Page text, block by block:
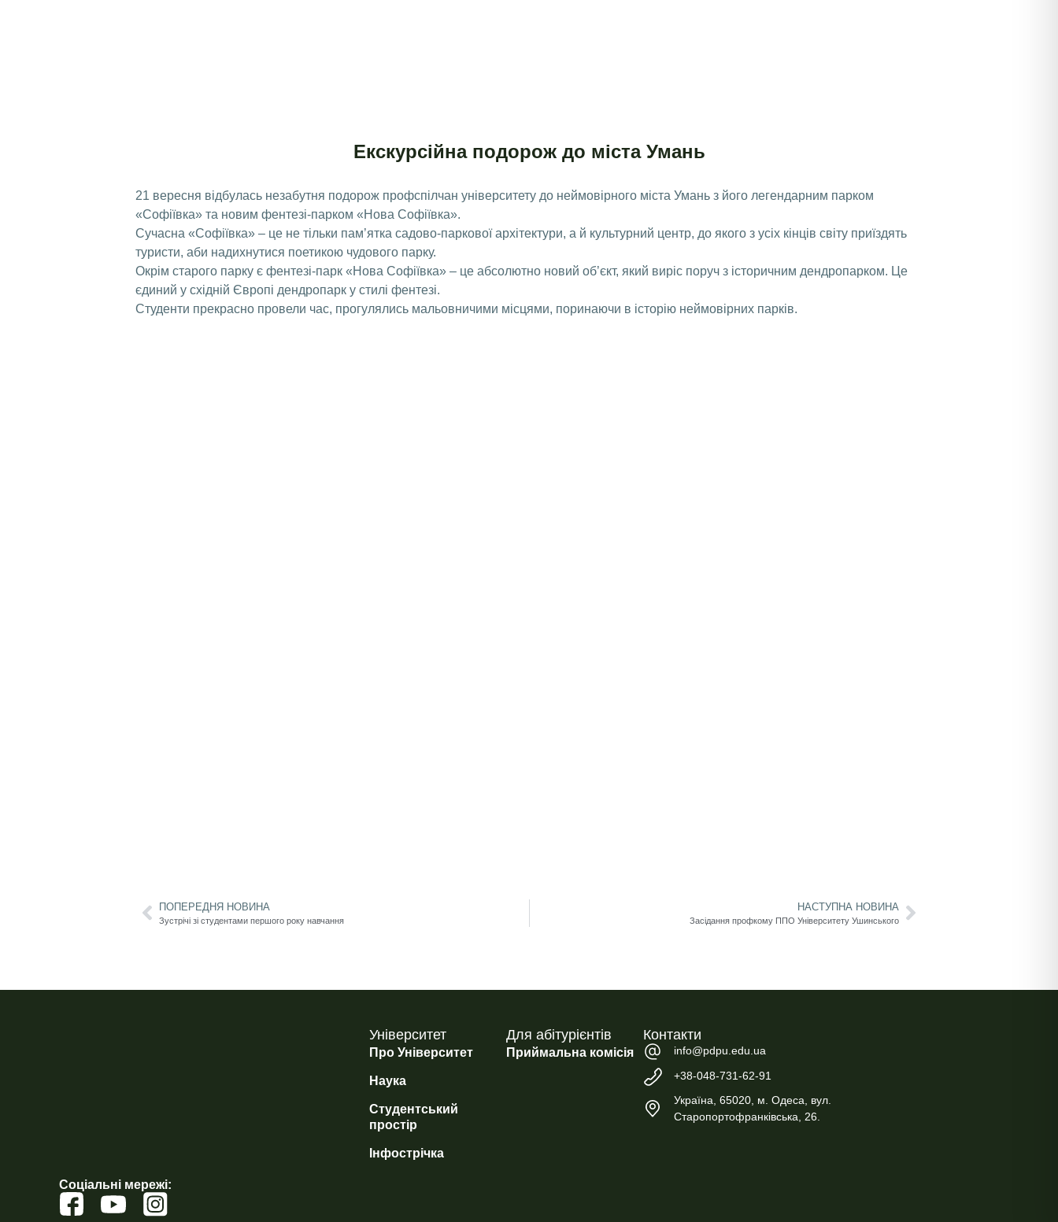
Екскурсійна подорож до міста Умань
21 вересня відбулась незабутня подорож профспілчан університету до неймовірного міста Умань з його легендарним парком
«Софіївка» та новим фентезі-парком «Нова Софіївка».
Сучасна «Софіївка» – це не тільки пам’ятка садово-паркової архітектури, а й культурний центр, до якого з усіх кінців світу приїздять
туристи, аби надихнутися поетикою чудового парку.
Окрім старого парку є фентезі-парк «Нова Софіївка» – це абсолютно новий об’єкт, який виріс поруч з історичним дендропарком. Це
єдиний у східній Європі дендропарк у стилі фентезі.
Студенти прекрасно провели час, прогулялись мальовничими місцями, поринаючи в історію неймовірних парків.
ПОПЕРЕДНЯ НОВИНА
Зустрічі зі студентами першого року навчання
НАСТУПНА НОВИНА
Засідання профкому ППО Університету Ушинського
Соціальні мережі:
Університет
Про Університет
Наука
Студентський
простір
Інфострічка
Для абітурієнтів
Приймальна комісія
Контакти
info@pdpu.edu.ua
+38-048-731-62-91
Україна, 65020, м. Одеса, вул.
Старопортофранківська, 26.